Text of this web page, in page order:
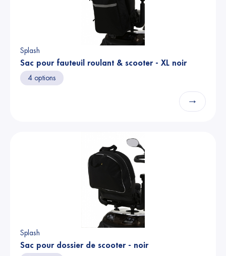
Splash
Sac pour fauteuil roulant & scooter - XL noir
4 options
→
Splash
Sac pour dossier de scooter - noir